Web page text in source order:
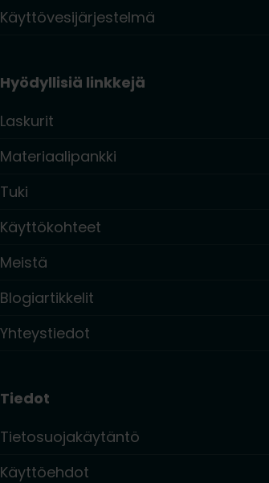
Käyttövesijärjestelmä
Hyödyllisiä linkkejä
Laskurit
Materiaalipankki
Tuki
Käyttökohteet
Meistä
Blogiartikkelit
Yhteystiedot
Tiedot
Tietosuojakäytäntö
Käyttöehdot